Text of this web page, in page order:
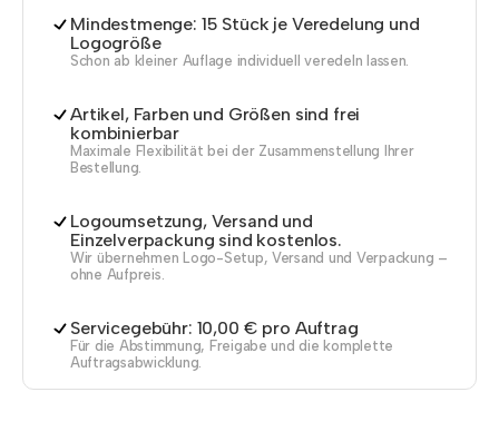
Mindestmenge: 15 Stück je Veredelung und
Logogröße
Schon ab kleiner Auflage individuell veredeln lassen.
Artikel, Farben und Größen sind frei
kombinierbar
Maximale Flexibilität bei der Zusammenstellung Ihrer
Bestellung.
Logoumsetzung, Versand und
Einzelverpackung sind kostenlos.
Wir übernehmen Logo-Setup, Versand und Verpackung –
ohne Aufpreis.
Servicegebühr: 10,00 € pro Auftrag
Für die Abstimmung, Freigabe und die komplette
Auftragsabwicklung.